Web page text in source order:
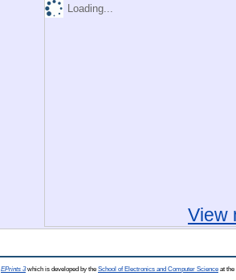
Loading...
View
EPrints 3which is developed by the School of Electronics and Computer Science at